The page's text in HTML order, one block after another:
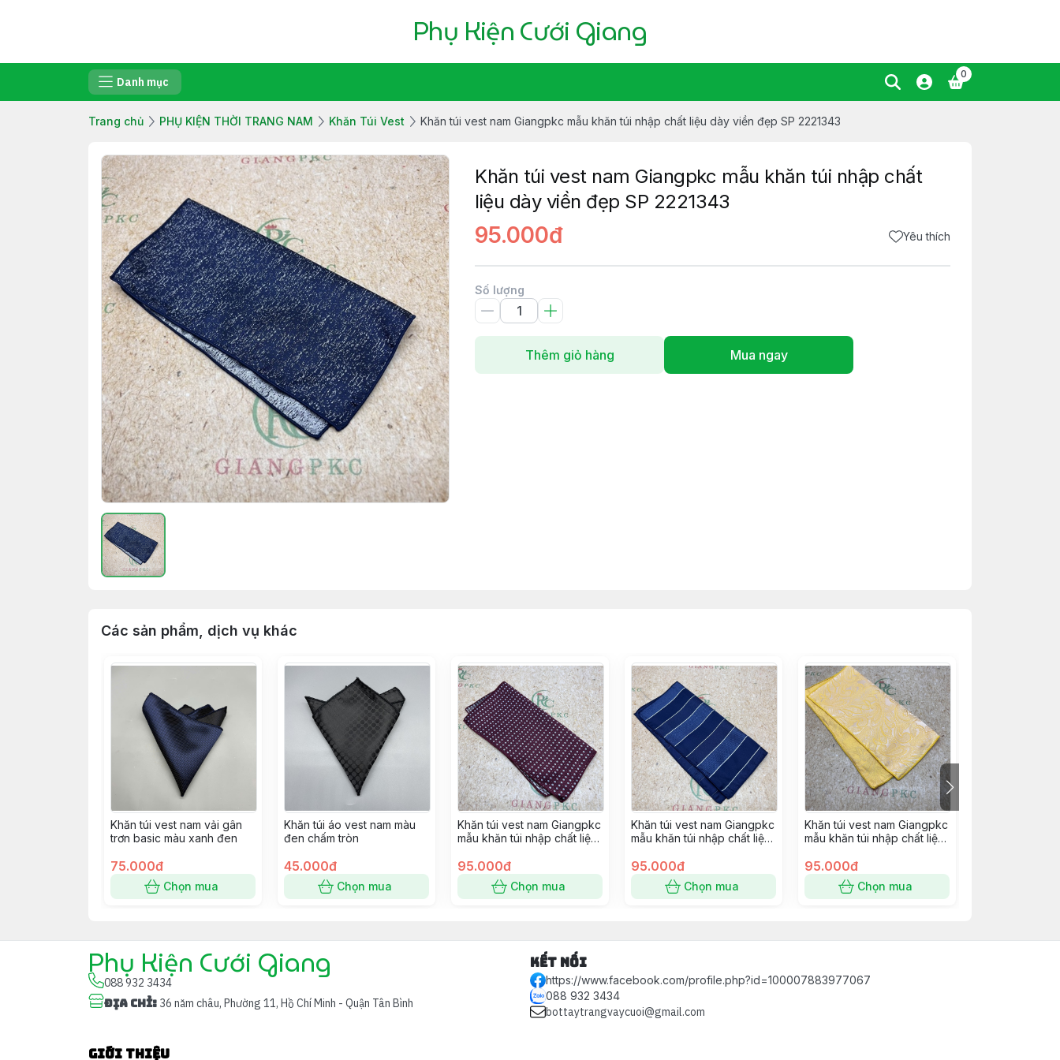
Phụ Kiện Cưới Giang
Danh mục
0
Trang chủ PHỤ KIỆN THỜI TRANG NAM Khăn Túi Vest Khăn túi vest nam Giangpkc mẫu khăn túi nhập chất liệu dày viền đẹp SP 2221343
Khăn túi vest nam Giangpkc mẫu khăn túi nhập chất
liệu dày viền đẹp SP 2221343
95.000đ Yêu thích
Số lượng
Thêm giỏ hàng Mua ngay
Các sản phẩm, dịch vụ khác
Khăn túi vest nam vải gân
trơn basic màu xanh đen
75.000đ
Chọn mua
Khăn túi áo vest nam màu
đen chấm tròn
45.000đ
Chọn mua
Khăn túi vest nam Giangpkc
mẫu khăn túi nhập chất liệu
95.000đ
Chọn mua
Khăn túi vest nam Giangpkc
mẫu khăn túi nhập chất liệu
95.000đ
Chọn mua
Khăn túi vest nam Giangpkc
mẫu khăn túi nhập chất liệu
95.000đ
Chọn mua
Phụ Kiện Cưới Giang
088 932 3434
Địa chỉ: 36 năm châu, Phường 11, Hồ Chí Minh - Quận Tân Bình
Kết nối
https://www.facebook.com/profile.php?id=100007883977067
088 932 3434
bottaytrangvaycuoi@gmail.com
Giới thiệu